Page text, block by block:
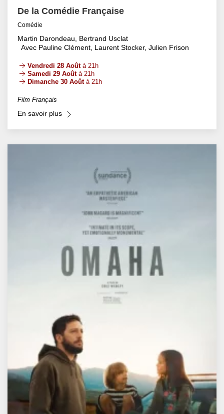
De la Comédie Française
Comédie
Martin Darondeau, Bertrand Usclat
Avec Pauline Clément, Laurent Stocker, Julien Frison
Vendredi 28 Aoûtà 21h
Samedi 29 Aoûtà 21h
Dimanche 30 Aoûtà 21h
Film Français
En savoir plus